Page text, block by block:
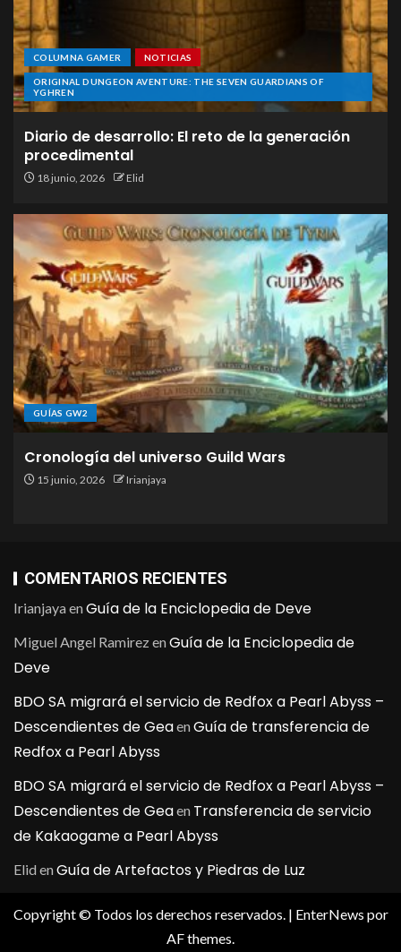
COLUMNA GAMER NOTICIAS
ORIGINAL DUNGEON AVENTURE: THE SEVEN GUARDIANS OF
YGHREN
Diario de desarrollo: El reto de la generación
procedimental
18 junio, 2026 Elid
GUÍAS GW2
Cronología del universo Guild Wars
15 junio, 2026 Irianjaya
COMENTARIOS RECIENTES
IrianjayaenGuía de la Enciclopedia de Deve
Miguel Angel RamirezenGuía de la Enciclopedia de
Deve
BDO SA migrará el servicio de Redfox a Pearl Abyss –
Descendientes de GeaenGuía de transferencia de
Redfox a Pearl Abyss
BDO SA migrará el servicio de Redfox a Pearl Abyss –
Descendientes de Geaen Transferencia de servicio
de Kakaogame a Pearl Abyss
ElidenGuía de Artefactos y Piedras de Luz
Copyright © Todos los derechos reservados. | EnterNews por
AF themes.